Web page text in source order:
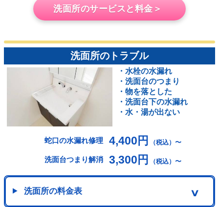
洗面所のサービスと料金＞
洗面所のトラブル
・水栓の水漏れ
・洗面台のつまり
・物を落とした
・洗面台下の水漏れ
・水・湯が出ない
蛇口の水漏れ修理 4,400円 （税込）〜
洗面台つまり解消 3,300円 （税込）〜
洗面所の料金表 ∨